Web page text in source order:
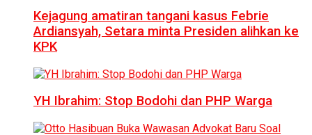
Kejagung amatiran tangani kasus Febrie
Ardiansyah, Setara minta Presiden alihkan ke
KPK
YH Ibrahim: Stop Bodohi dan PHP Warga